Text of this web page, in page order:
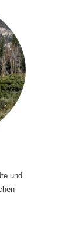
und